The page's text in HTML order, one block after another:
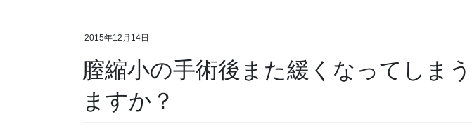
2015年12月14日
膣縮小の手術後また緩くなってしま
ますか？